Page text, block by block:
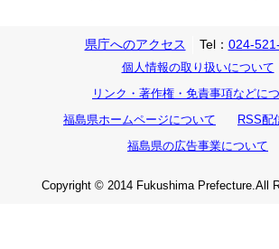
県庁へのアクセス Tel： 024-
個人情報の取り扱いについて
リンク・著作権・免責事項などに
福島県ホームページについて
RSS配
福島県の広告事業について
Copyright © 2014 Fukushima Prefecture.All